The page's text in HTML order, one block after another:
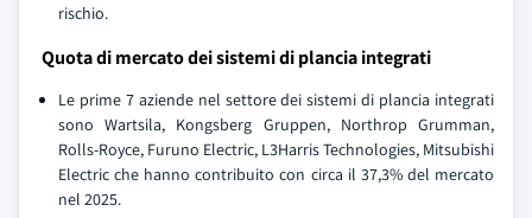
rischio.
Quota di mercato dei sistemi di plancia integrati
Le prime 7 aziende nel settore dei sistemi di plancia integrati
sono Wartsila, Kongsberg Gruppen, Northrop Grumman,
Rolls-Royce, Furuno Electric, L3Harris Technologies, Mitsubishi
Electric che hanno contribuito con circa il 37,3% del mercato
nel 2025.